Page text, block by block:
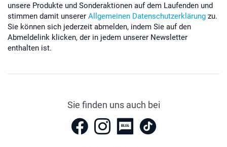
unsere Produkte und Sonderaktionen auf dem Laufenden und
stimmen damit unserer Allgemeinen Datenschutzerklärung zu.
Sie können sich jederzeit abmelden, indem Sie auf den
Abmeldelink klicken, der in jedem unserer Newsletter
enthalten ist.
Sie finden uns auch bei